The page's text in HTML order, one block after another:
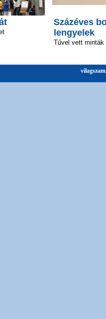
Százéves
lengyelek
Tűvel vett minták